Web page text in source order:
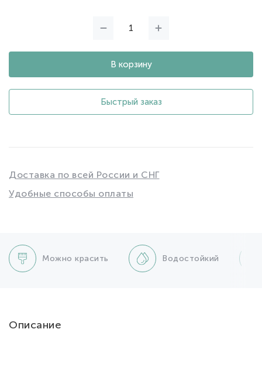
В корзину
Быстрый заказ
Доставка по всей России и СНГ
Удобные способы оплаты
Можно красить Водостойкий
Описание